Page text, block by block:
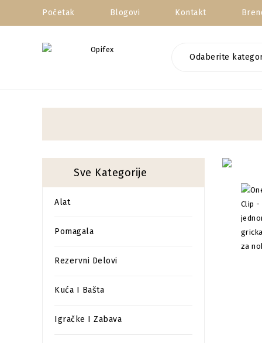
Početak Blogovi Kontakt
Odaberite
Sve Kategorije
Alat
Pomagala
Rezervni Delovi
Kuća I Bašta
Igračke I Zabava